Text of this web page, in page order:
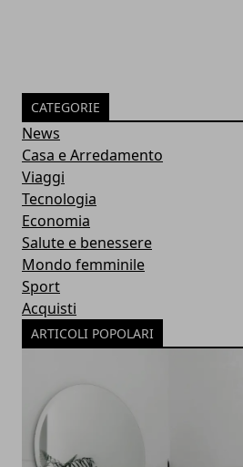
CATEGORIE
News
Casa e Arredamento
Viaggi
Tecnologia
Economia
Salute e benessere
Mondo femminile
Sport
Acquisti
ARTICOLI POPOLARI